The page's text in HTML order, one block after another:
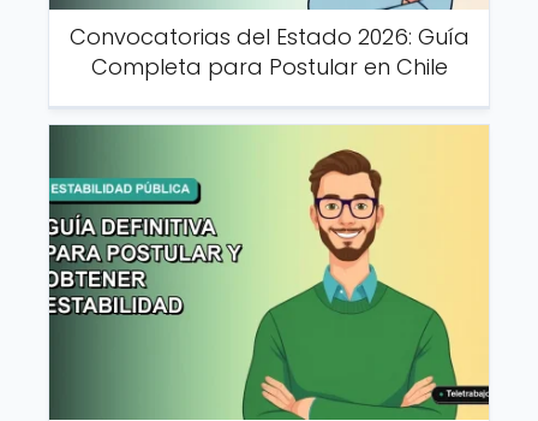
Convocatorias del Estado 2026: Guía
Completa para Postular en Chile